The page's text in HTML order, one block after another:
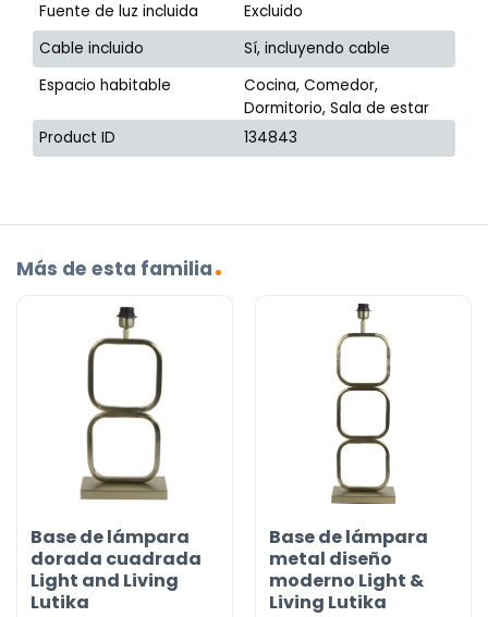
Fuente de luz incluida
Excluido
Cable incluido
Sí, incluyendo cable
Espacio habitable
Cocina, Comedor,
Dormitorio, Sala de estar
Product ID
134843
Más de esta familia
Base de lámpara
dorada cuadrada
Light and Living
Lutika
Base de lámpara
metal diseño
moderno Light &
Living Lutika